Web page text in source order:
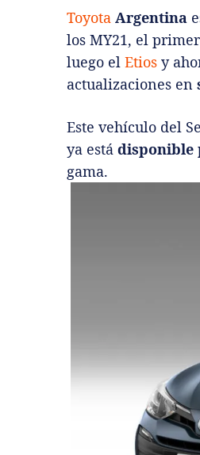
Toyota Argentina
los MY21, el
luego el Etios y
actualizaciones en
Este vehículo del
ya está disponible
gama.